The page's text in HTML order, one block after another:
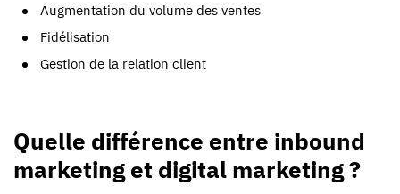
Augmentation du volume des ventes
Fidélisation
Gestion de la relation client
Quelle différence entre inbound
marketing et digital marketing ?